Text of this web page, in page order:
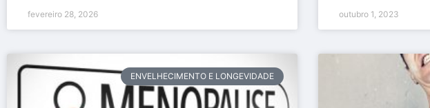
fevereiro 28, 2026 outubro 1, 2023
ENVELHECIMENTO E LONGEVIDADE